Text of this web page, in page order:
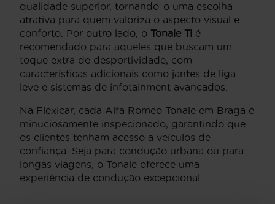
qualidade superior, tornando-o uma escolha
atrativa para quem valoriza o aspecto visual e
conforto. Por outro lado, o Tonale Ti é
recomendado para aqueles que buscam um
toque extra de desportividade, com
características adicionais como jantes de liga
leve e sistemas de infotainment avançados.
Na Flexicar, cada Alfa Romeo Tonale em Braga é
minuciosamente inspecionado, garantindo que
os clientes tenham acesso a veículos de
confiança. Seja para condução urbana ou para
longas viagens, o Tonale oferece uma
experiência de condução excepcional.